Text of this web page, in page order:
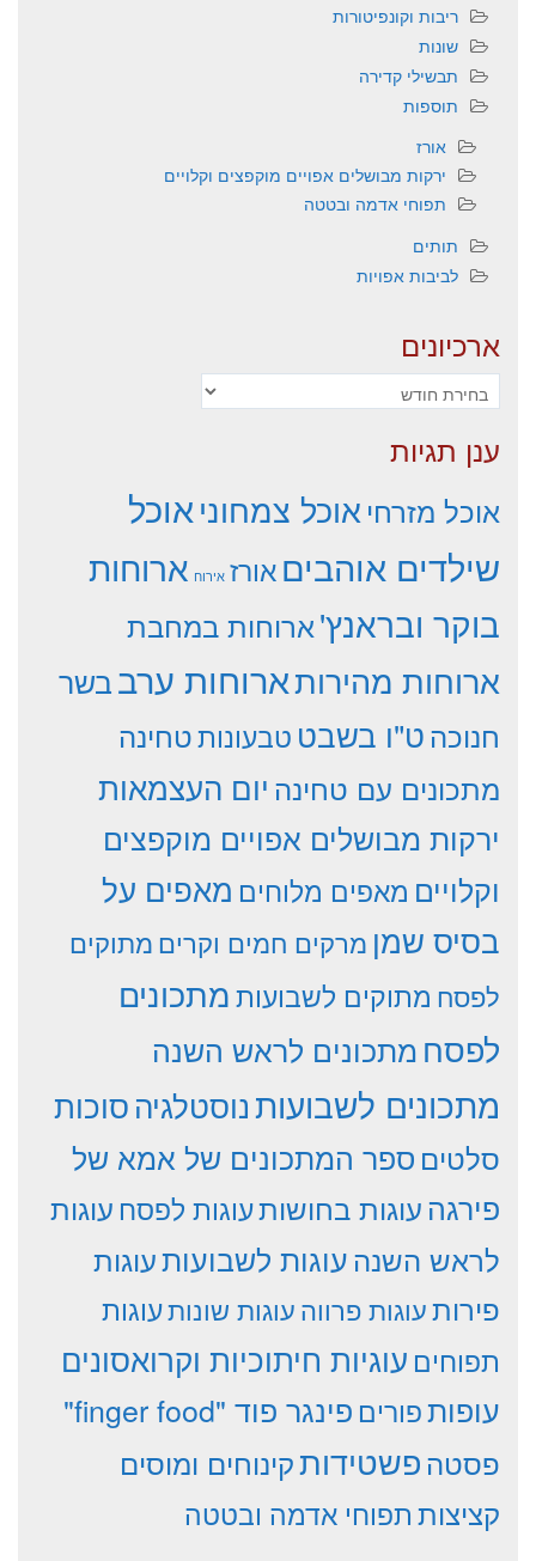
ריבות וקונפיטורות
שונות
תבשילי קדירה
תוספות
אורז
ירקות מבושלים אפויים מוקפצים וקלויים
תפוחי אדמה ובטטה
תותים
לביבות אפויות
ארכיונים
ארכיונים
ענן תגיות
אוכל מזרחיאוכל צמחוניאוכל
שילדים אוהביםאורז אירוח ארוחות
בוקר ובראנץ'ארוחות במחבת
ארוחות מהירותארוחות ערבבשר
חנוכהט"ו בשבט טבעונותטחינה
מתכונים עם טחינה יום העצמאות
ירקות מבושלים אפויים מוקפצים
וקלויים מאפים מלוחים מאפים על
בסיס שמן מרקים חמים וקריםמתוקים
לפסח מתוקים לשבועותמתכונים
לפסח מתכונים לראש השנה
מתכונים לשבועותנוסטלגיהסוכות
סלטים ספר המתכונים של אמא של
פירגהעוגות בחושותעוגות לפסח עוגות
לראש השנהעוגות לשבועותעוגות
פירותעוגות פרווהעוגות שונותעוגות
תפוחים עוגיות חיתוכיות וקרואסונים
עופותפורים פינגר פוד "finger food"
פסטהפשטידותקינוחים ומוסים
קציצותתפוחי אדמה ובטטה